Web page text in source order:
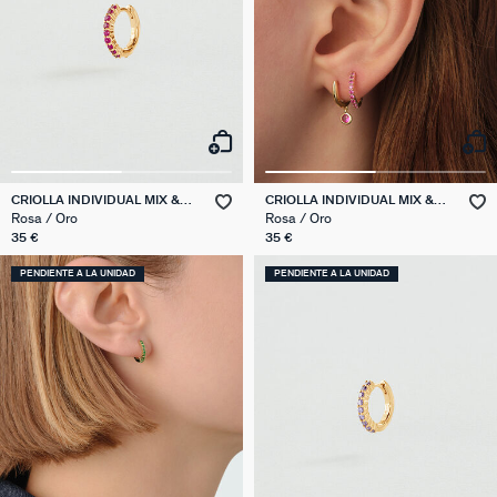
CRIOLLA INDIVIDUAL MIX &
MATCH
Rosa / Oro
35 €
CRIOLLA INDIVIDUAL MIX &
MATCH
Rosa / Oro
35 €
PENDIENTE A LA UNIDAD PENDIENTE A LA UNIDAD